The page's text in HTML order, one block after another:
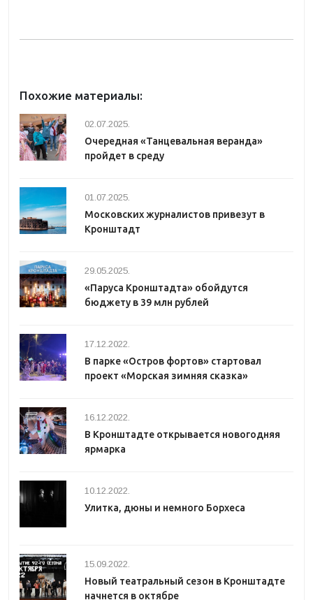
Похожие материалы:
02.07.2025.
Очередная «Танцевальная веранда»
пройдет в среду
01.07.2025.
Московских журналистов привезут в
Кронштадт
29.05.2025.
«Паруса Кронштадта» обойдутся
бюджету в 39 млн рублей
17.12.2022.
В парке «Остров фортов» стартовал
проект «Морская зимняя сказка»
16.12.2022.
В Кронштадте открывается новогодняя
ярмарка
10.12.2022.
Улитка, дюны и немного Борхеса
15.09.2022.
Новый театральный сезон в Кронштадте
начнется в октябре